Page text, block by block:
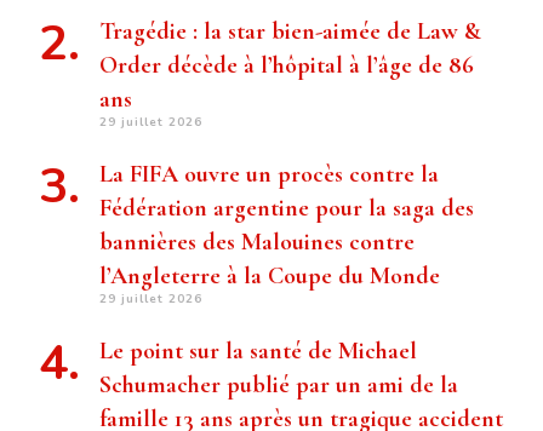
Tragédie : la star bien-aimée de Law &
Order décède à l’hôpital à l’âge de 86
ans
29 juillet 2026
La FIFA ouvre un procès contre la
Fédération argentine pour la saga des
bannières des Malouines contre
l’Angleterre à la Coupe du Monde
29 juillet 2026
Le point sur la santé de Michael
Schumacher publié par un ami de la
famille 13 ans après un tragique accident